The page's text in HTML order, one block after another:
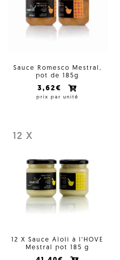
Sauce Romesco Mestral,
pot de 185g
3,62€
prix par unité
12 X
12 X Sauce Aïoli à l'HOVE
Mestral pot 185 g